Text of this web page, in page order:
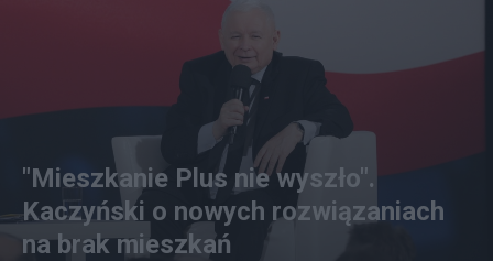
"Mieszkanie Plus nie wyszło".
Kaczyński o nowych rozwiązaniach
na brak mieszkań